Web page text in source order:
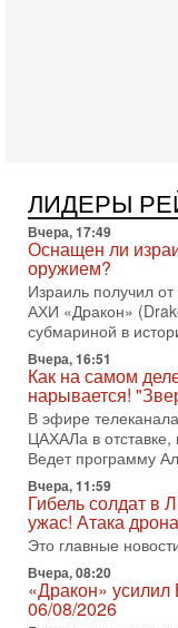
Тайны закрытых
молчат Трамп и
Недавний визит
Нетаньяху в США и
оставили больше
31-07-2026, 15:18
Иран готовит
хочет эскалации,
В эфире
по вопросам
Международного
31-07-2026, 09:02
Битва за
31/07/2026
Сегодня
достижении
разоружении
30-07-2026, 17:59
Иран доведет
оценка от
ЛИДЕРЫ
Вчера, 17:49
Оснащен ли
оружием?
Израиль получил
АХИ «Дракон»
субмариной в
Вчера, 16:51
Как на самом
нарывается!
В эфире
ЦАХАЛа в отставке,
Ведет программу
Вчера, 11:59
Гибель солдат в
ужас! Атака
Это главные
Вчера, 08:20
«Дракон»
06/08/2026